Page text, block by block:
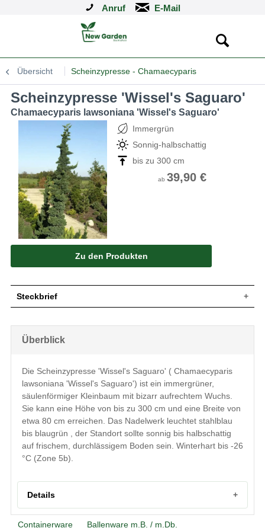
Anruf
Übersicht Scheinzypresse - Chamaecyparis
Scheinzypresse 'Wissel's Saguaro'
Chamaecyparis lawsoniana 'Wissel's Saguaro'
Immergrün
Sonnig-halbschattig
bis zu 300 cm
ab 39,90 €
Zu den Produkten
Steckbrief
Blatt
Immergrün, nadelig bis schuppenförmig,
fein, sehr dicht stehend, blaugrün bis
stahlblau
Frucht
Braune kugelige Zapfen
Blüte
Unscheinbar, braunrot bis purpurfarben
Blütezeit
April
Rinde
Wurzeln
Standort
Winterhart
5b (-26,1 °C bis -23,4 °C)
Die Chamaecyparis lawsoniana 'Wissel's
Überblick
Die Scheinzypresse 'Wissel's Saguaro' ( Chamaecyparis
lawsoniana 'Wissel's Saguaro') ist ein immergrüner,
säulenförmiger Kleinbaum mit bizarr aufrechtem Wuchs.
Sie kann eine Höhe von bis zu 300 cm und eine Breite von
etwa 80 cm erreichen. Das Nadelwerk leuchtet stahlblau
bis blaugrün , der Standort sollte sonnig bis halbschattig
auf frischem, durchlässigem Boden sein. Winterhart bis -26
°C (Zone 5b).
Details
Herkunft und Besonderheiten der Scheinzypresse ‘Wissel
Containerware Ballenware m.B. / m.Db.